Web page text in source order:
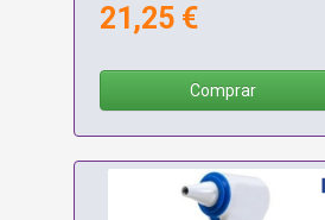
21,25 €
Comprar